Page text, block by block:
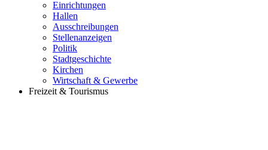
Einrichtungen
Hallen
Ausschreibungen
Stellenanzeigen
Politik
Stadtgeschichte
Kirchen
Wirtschaft & Gewerbe
Freizeit & Tourismus